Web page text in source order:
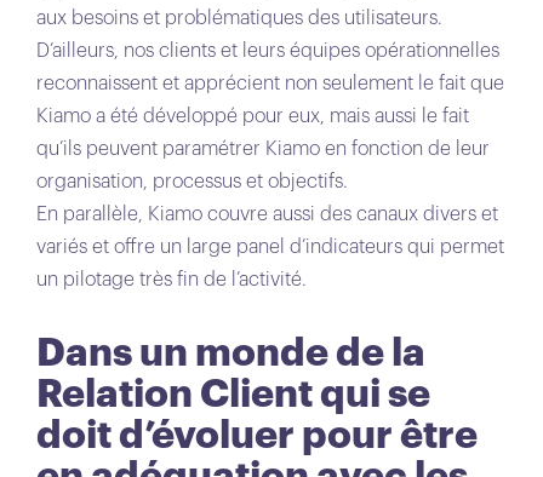
aux besoins et problématiques des utilisateurs.
D’ailleurs, nos clients et leurs équipes opérationnelles
reconnaissent et apprécient non seulement le fait que
Kiamo a été développé pour eux, mais aussi le fait
qu’ils peuvent paramétrer Kiamo en fonction de leur
organisation, processus et objectifs.
En parallèle, Kiamo couvre aussi des canaux divers et
variés et offre un large panel d’indicateurs qui permet
un pilotage très fin de l’activité.
Dans un monde de la
Relation Client qui se
doit d’évoluer pour être